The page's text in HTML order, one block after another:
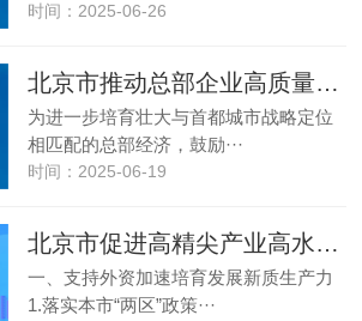
时间：2025-06-26
北京市推动总部企业高质量发展的若干措施
为进一步培育壮大与首都城市战略定位
相匹配的总部经济，鼓励···
时间：2025-06-19
北京市促进高精尖产业高水平对外开放行动方案（2025年）
一、支持外资加速培育发展新质生产力
1.落实本市“两区”政策···